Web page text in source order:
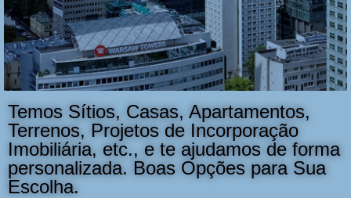
Temos Sítios, Casas, Apartamentos,
Terrenos, Projetos de Incorporação
Imobiliária, etc., e te ajudamos de forma
personalizada. Boas Opções para Sua
Escolha.